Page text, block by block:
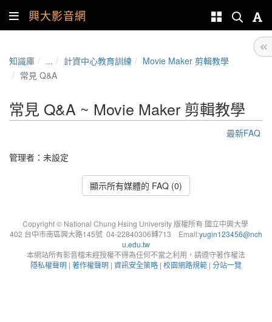
興大影音網
知識庫 ... 計資中心教育訓練
Movie Maker 剪輯教學
常見 Q&A
常見 Q&A ~ Movie Maker 剪輯教學
最新FAQ
管理者：未設定
顯示所有媒體的 FAQ (0)
Copyright © National Chung Hsing University 版權所有 國立中興大學
402 台中市南區興大路145號 04-22840306轉713 Email:yugin123456@nch
u.edu.tw
本網站所有影音檔未經授權不得為任何不當之利用，請遵守著作權法
隱私權聲明 | 著作權聲明 | 資訊安全策略 | 校園網路規範 | 分站一覽